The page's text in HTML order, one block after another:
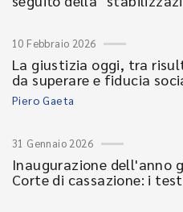
10 Febbraio 2026
La giustizia oggi, tra
da superare e fiducia
Piero Gaeta
31 Gennaio 2026
Inaugurazione dell'anno
Corte di cassazione: i